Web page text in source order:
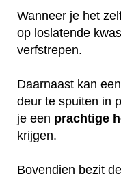
Wanneer je het
op loslatende
verfstrepen.
Daarnaast kan
deur te spuiten in
je een prachtige
krijgen.
Bovendien bezit de